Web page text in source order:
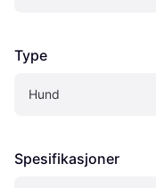
Type
Hund
Spesifikasjoner